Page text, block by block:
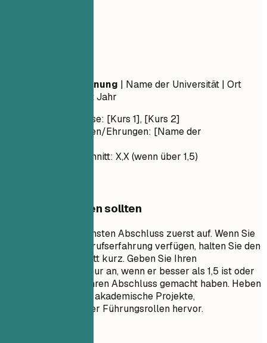
Abschlussbezeichnung | Name der Universität | Ort
Monat Jahr – Monat Jahr
Relevante Kurse: [Kurs 1], [Kurs 2]
Auszeichnungen/Ehrungen: [Name der
Notendurchschnitt: X,X (wenn über 1,5)
Worauf Sie achten sollten
Listen Sie Ihren höchsten Abschluss zuerst auf. Wenn Sie
über signifikante Berufserfahrung verfügen, halten Sie den
Ausbildungsabschnitt kurz. Geben Sie Ihren
Notendurchschnitt nur an, wenn er besser als 1,5 ist oder
wenn Sie kürzlich Ihren Abschluss gemacht haben. Heben
Sie relevante Kurse, akademische Projekte,
Auszeichnungen oder Führungsrollen hervor.